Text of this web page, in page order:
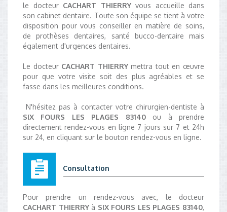
le docteur CACHART THIERRY vous accueille dans
son cabinet dentaire. Toute son équipe se tient à votre
disposition pour vous conseiller en matière de soins,
de prothèses dentaires, santé bucco-dentaire mais
également d'urgences dentaires.
Le docteur CACHART THIERRYmettra tout en œuvre
pour que votre visite soit des plus agréables et se
fasse dans les meilleures conditions.
N'hésitez pas à contacter votre chirurgien-dentiste à
SIX FOURS LES PLAGES 83140 ou à prendre
directement rendez-vous en ligne 7 jours sur 7 et 24h
sur 24, en cliquant sur le bouton rendez-vous en ligne.
Consultation
Pour prendre un rendez-vous avec, le docteur
CACHART THIERRYà SIX FOURS LES PLAGES 83140,